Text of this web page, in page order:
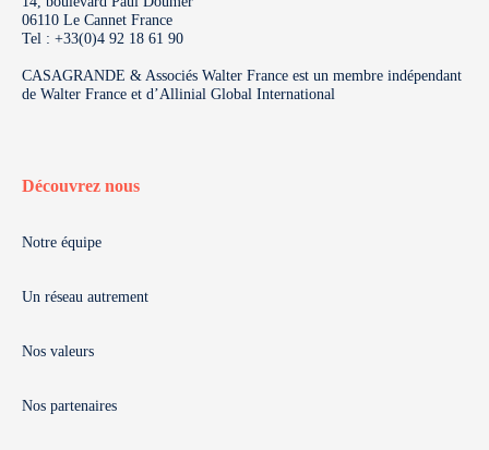
06110 Le Cannet France
Tel : +33(0)4 92 18 61 90
CASAGRANDE & Associés Walter France est un membre indépendant
de Walter France et d’Allinial Global International
Découvrez nous
Notre équipe
Un réseau autrement
Nos valeurs
Nos partenaires